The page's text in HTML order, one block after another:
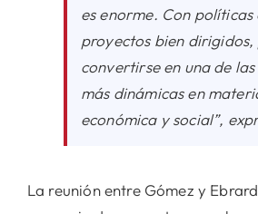
es enorme. Con políticas
proyectos bien dirigidos,
convertirse en una de
más dinámicas en
económica y social”,
La reunión entre Gómez y